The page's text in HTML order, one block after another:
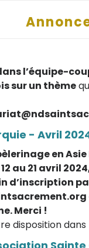
l’équipe-
sur un thème
- Avril
en
au 21 avril
d’inscription
Merci !
disposition dans